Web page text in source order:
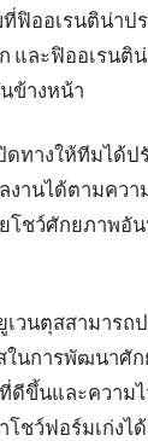
ฟิออเรนติน่าป
และฟิออเรน
ข้างหน้า
ดทางให้ทีมได้
านได้ตามคว
โชว์ศักยภาพ
วนตุสสามารถ
การพัฒนาศัก
ขึ้นและความไ
ชว์ฟอร์มเก่งไ